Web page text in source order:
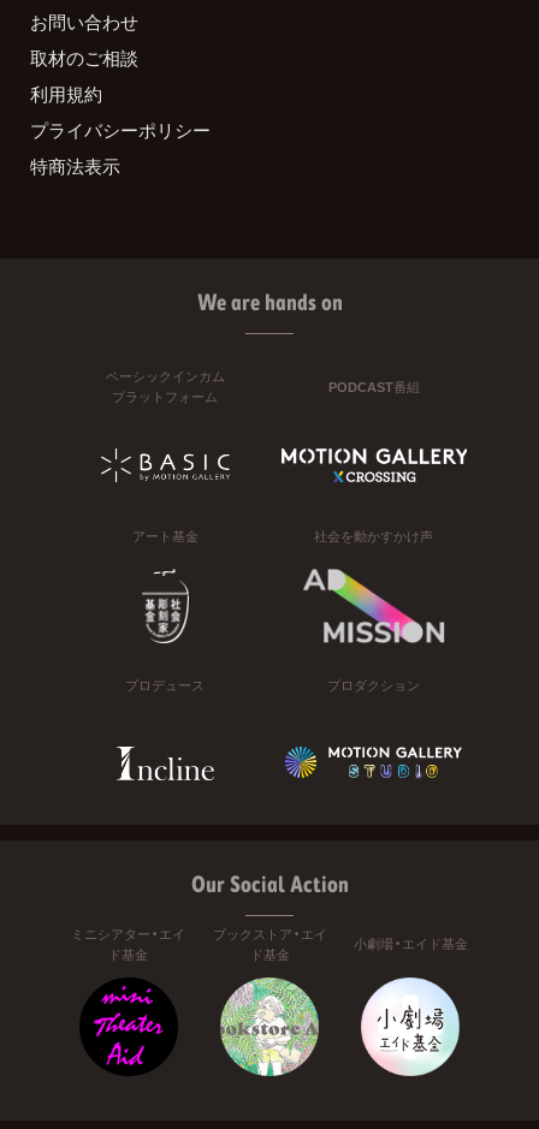
お問い合わせ
取材のご相談
利用規約
プライバシーポリシー
特商法表示
We are hands on
ベーシックインカム
プラットフォーム
PODCAST番組
アート基金 社会を動かすかけ声
プロデュース プロダクション
Our Social Action
ミニシアター・エイ
ド基金
ブックストア・エイ
ド基金
小劇場・エイド基金